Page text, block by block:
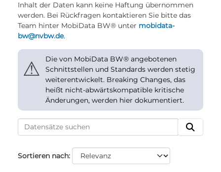
Inhalt der Daten kann keine Haftung übernommen
werden. Bei Rückfragen kontaktieren Sie bitte das
Team hinter MobiData BW® unter mobidata-
bw@nvbw.de.
⚠
Die von MobiData BW® angebotenen
Schnittstellen und Standards werden stetig
weiterentwickelt. Breaking Changes, das
heißt nicht-abwärtskompatible kritische
Änderungen, werden hier dokumentiert.
Sortieren nach